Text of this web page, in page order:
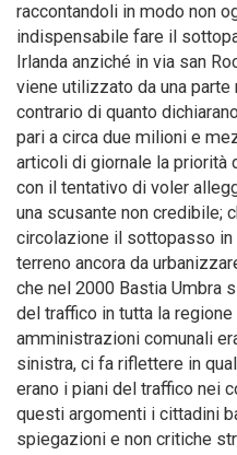
raccontandoli in modo non
indispensabile fare il
Irlanda anziché in via san
viene utilizzato da una
contrario di quanto
pari a circa due milioni e
articoli di giornale la priorità
con il tentativo di voler
una scusante non credibile;
circolazione il sottopasso in
terreno ancora da
che nel 2000 Bastia Umbra
del traffico in tutta la
amministrazioni comunali
sinistra, ci fa riflettere in
erano i piani del traffico nei
questi argomenti i cittadini
spiegazioni e non critiche